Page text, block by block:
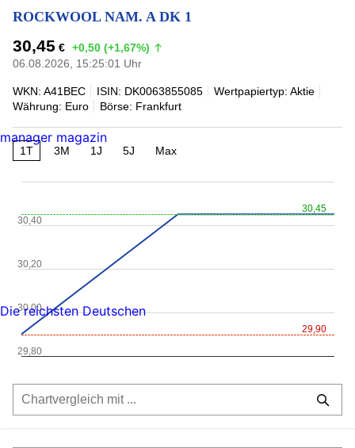
ROCKWOOL NAM. A DK 1
30,45 € +0,50 (+1,67%)
06.08.2026, 15:25:01 Uhr
WKN: A41BEC ISIN: DK0063855085
Wertpapiertyp: Aktie
Währung: Euro
Börse: Frankfurt
1T 3M 1J 5J Max
30,45
29,90
29,80
30,00
30,20
30,40
manager magazin
Die reichsten Deutschen